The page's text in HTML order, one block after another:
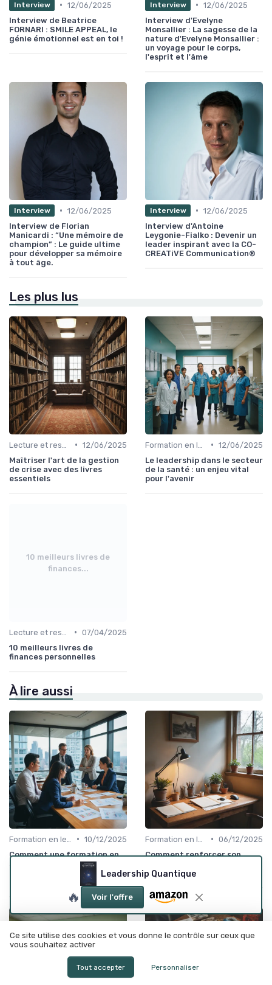
Interview • 12/06/2025
Interview de Beatrice
FORNARI : SMILE APPEAL, le
génie émotionnel est en toi !
Interview • 12/06/2025
Interview d'Evelyne
Monsallier : La sagesse de la
nature d'Evelyne Monsallier :
un voyage pour le corps,
l'esprit et l'âme
Interview • 12/06/2025
Interview de Florian
Manicardi : “Une mémoire de
champion” : Le guide ultime
pour développer sa mémoire
à tout âge.
Interview • 12/06/2025
Interview d'Antoine
Leygonie-Fialko : Devenir un
leader inspirant avec la CO-
CREATiVE Communication®
Les plus lus
• 12/06/2025
Maîtriser l'art de la gestion
de crise avec des livres
essentiels
• 12/06/2025
Le leadership dans le secteur
de la santé : un enjeu vital
pour l'avenir
10 meilleurs livres de
finances...
• 07/04/2025
10 meilleurs livres de
finances personnelles
À lire aussi
• 10/12/2025
Comment une formation en
stratégie d’entreprise
transforme le leadership des
• 06/12/2025
Comment renforcer son
diriger
Leadership Quantique
🔥 Voir l'offre
Ce site utilise des cookies et vous donne le contrôle sur ceux que
vous souhaitez activer
Tout accepter Personnaliser